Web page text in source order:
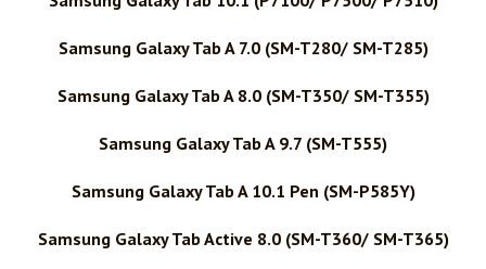
Samsung Galaxy Tab A 7.0 (SM-T280/ SM-T285)
Samsung Galaxy Tab A 8.0 (SM-T350/ SM-T355)
Samsung Galaxy Tab A 9.7 (SM-T555)
Samsung Galaxy Tab A 10.1 Pen (SM-P585Y)
Samsung Galaxy Tab Active 8.0 (SM-T360/ SM-T365)